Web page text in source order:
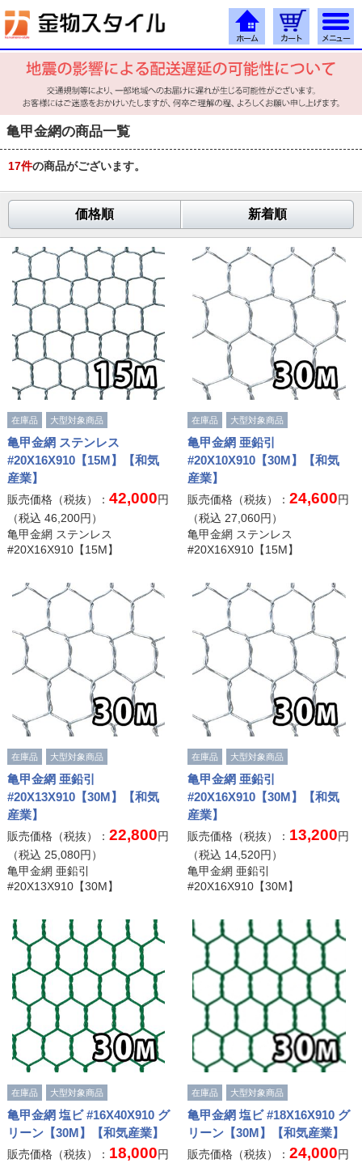
亀甲金網の商品一覧
17件の商品がございます。
価格順 新着順
在庫品 大型対象商品
亀甲金網 ステンレス
#20X16X910【15M】【和気
産業】
販売価格（税抜）： 42,000円
（税込 46,200円）
亀甲金網 ステンレス
#20X16X910【15M】
在庫品 大型対象商品
亀甲金網 亜鉛引
#20X10X910【30M】【和気
産業】
販売価格（税抜）：24,600円
（税込 27,060円）
亀甲金網 ステンレス
#20X16X910【15M】
在庫品 大型対象商品
亀甲金網 亜鉛引
#20X13X910【30M】【和気
産業】
販売価格（税抜）： 22,800円
（税込 25,080円）
亀甲金網 亜鉛引
#20X13X910【30M】
在庫品 大型対象商品
亀甲金網 亜鉛引
#20X16X910【30M】【和気
産業】
販売価格（税抜）： 13,200円
（税込 14,520円）
亀甲金網 亜鉛引
#20X16X910【30M】
在庫品 大型対象商品
亀甲金網 塩ビ #16X40X910 グ
リーン【30M】【和気産業】
販売価格（税抜）： 18,000円
在庫品 大型対象商品
亀甲金網 塩ビ #18X16X910 グ
リーン【30M】【和気産業】
販売価格（税抜）：24,000円